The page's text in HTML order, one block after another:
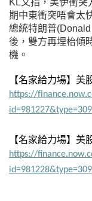
期中東衝突唔會太
總統特朗普(Donald
後，雙方再埋枱傾
機。
【名家給力場】美
https://
id=981227&type=309
【名家給力場】美
https://
id=981228&type=309